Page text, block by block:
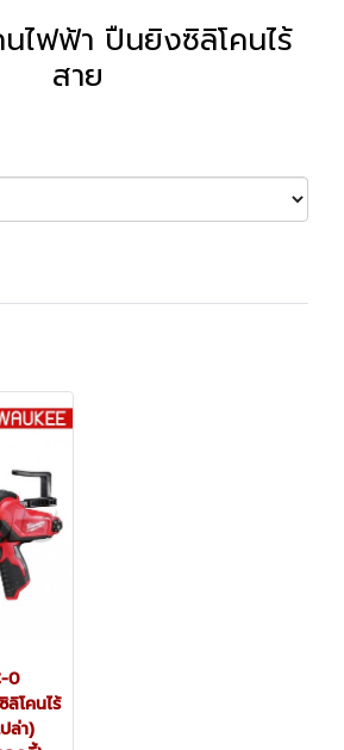
ไฟฟ้า ปืนยิงซิลิโคนไร้
สาย
0
โคนไร้
ล่า)